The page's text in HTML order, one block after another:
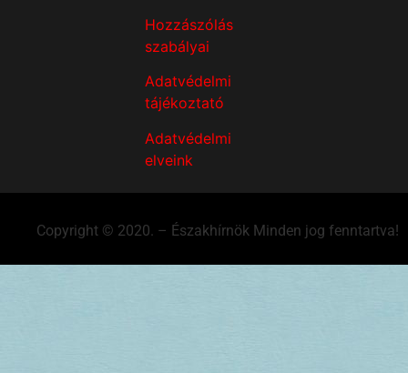
Hozzászólás
szabályai
Adatvédelmi
tájékoztató
Adatvédelmi
elveink
Copyright © 2020. – Északhírnök Minden jog fenntartva!